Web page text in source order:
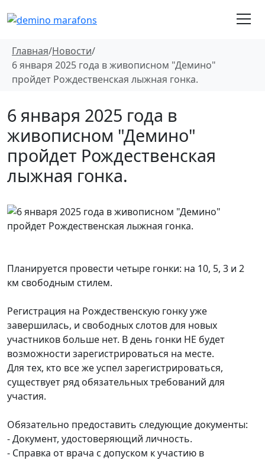
Главная/Новости/
6 января 2025 года в живописном "Демино"
пройдет Рождественская лыжная гонка.
6 января 2025 года в
живописном "Демино"
пройдет Рождественская
лыжная гонка.
Планируется провести четыре гонки: на 10, 5, 3 и 2
км свободным стилем.
Регистрация на Рождественскую гонку уже
завершилась, и свободных слотов для новых
участников больше нет. В день гонки НЕ будет
возможности зарегистрироваться на месте.
Для тех, кто все же успел зарегистрироваться,
существует ряд обязательных требований для
участия.
Обязательно предоставить следующие документы:
- Документ, удостоверяющий личность.
- Справка от врача с допуском к участию в